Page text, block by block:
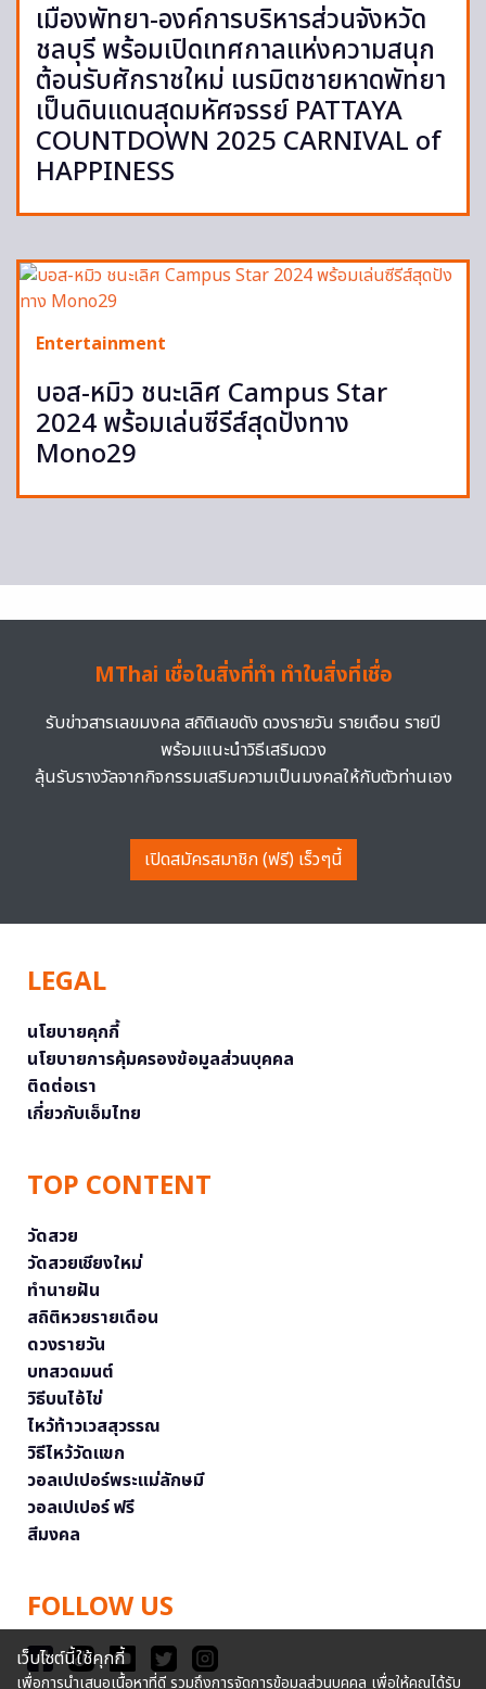
เมืองพัทยา-องค์การบริหารส่วนจังหวัด
ชลบุรี พร้อมเปิดเทศกาลแห่งความสนุก
ต้อนรับศักราชใหม่ เนรมิตชายหาดพัทยา
เป็นดินแดนสุดมหัศจรรย์ PATTAYA
COUNTDOWN 2025 CARNIVAL of
HAPPINESS
Entertainment
บอส-หมิว ชนะเลิศ Campus Star
2024 พร้อมเล่นซีรีส์สุดปังทาง
Mono29
MThai เชื่อในสิ่งที่ทำ ทำในสิ่งที่เชื่อ
รับข่าวสารเลขมงคล สถิติเลขดัง ดวงรายวัน รายเดือน รายปี
พร้อมแนะนำวิธีเสริมดวง
ลุ้นรับรางวัลจากกิจกรรมเสริมความเป็นมงคลให้กับตัวท่านเอง
เปิดสมัครสมาชิก (ฟรี) เร็วๆนี้
LEGAL
นโยบายคุกกี้
นโยบายการคุ้มครองข้อมูลส่วนบุคคล
ติดต่อเรา
เกี่ยวกับเอ็มไทย
TOP CONTENT
วัดสวย
วัดสวยเชียงใหม่
ทำนายฝัน
สถิติหวยรายเดือน
ดวงรายวัน
บทสวดมนต์
วิธีบนไอ้ไข่
ไหว้ท้าวเวสสุวรรณ
วิธีไหว้วัดแขก
วอลเปเปอร์พระแม่ลักษมี
วอลเปเปอร์ ฟรี
สีมงคล
FOLLOW US
เว็บไซต์นี้ใช้คุกกี้
เพื่อการนำเสนอเนื้อหาที่ดี รวมถึงการจัดการข้อมูลส่วนบุคคล เพื่อให้คุณได้รับ